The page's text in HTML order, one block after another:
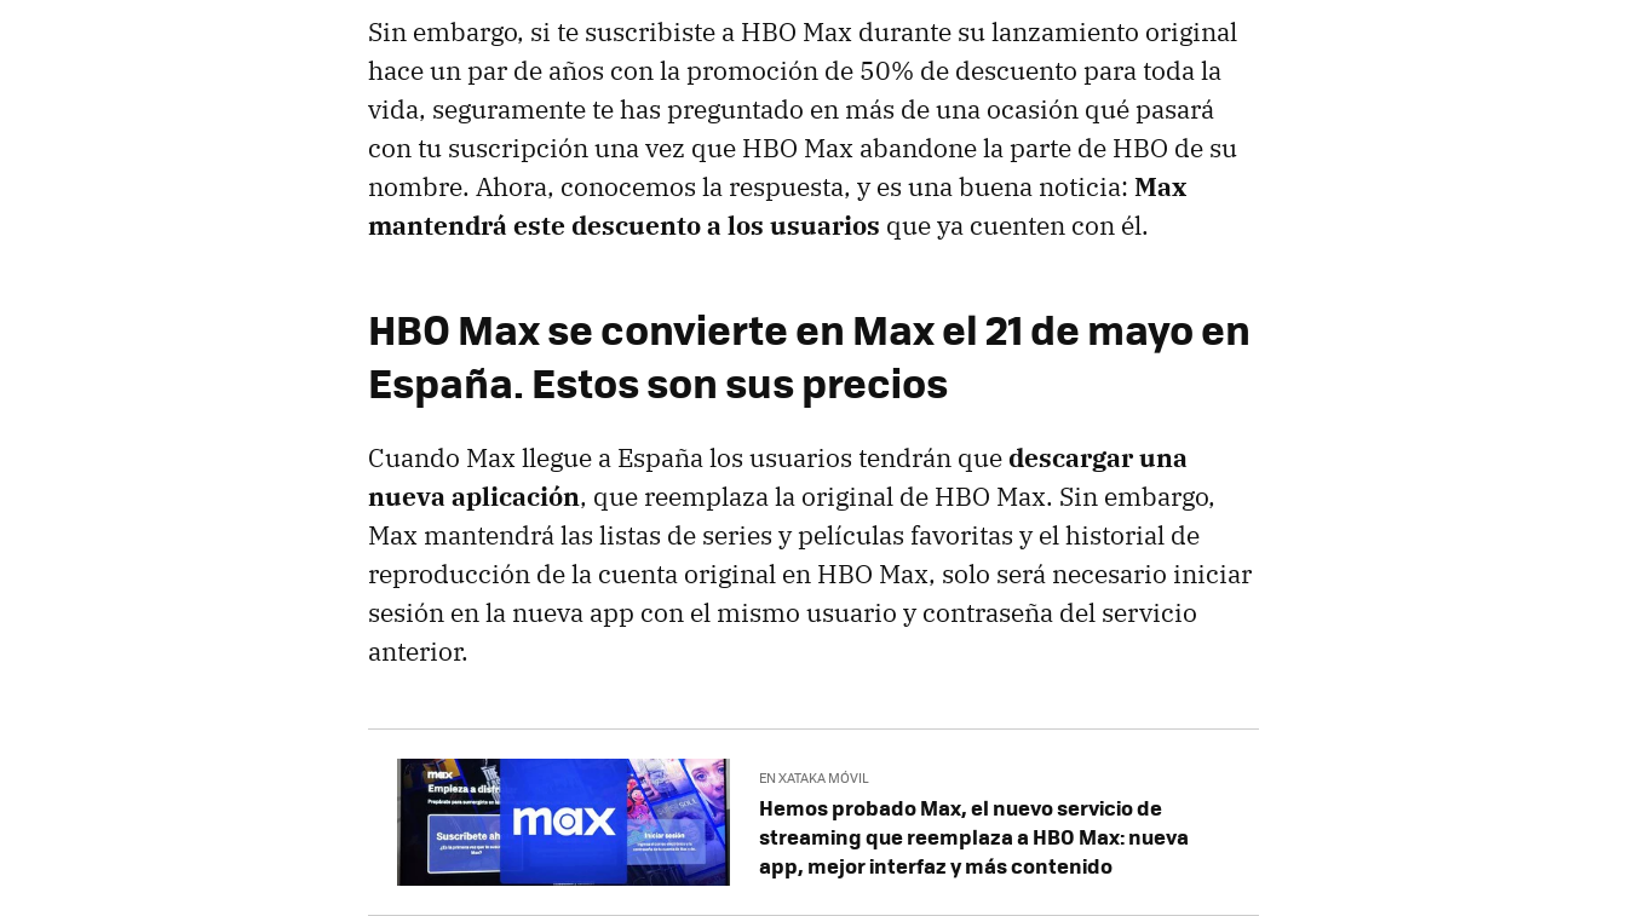
Sin embargo, si te suscribiste a HBO Max durante su lanzamiento original
hace un par de años con la promoción de 50% de descuento para toda la
vida, seguramente te has preguntado en más de una ocasión qué pasará
con tu suscripción una vez que HBO Max abandone la parte de HBO de su
nombre. Ahora, conocemos la respuesta, y es una buena noticia: Max
mantendrá este descuento a los usuarios que ya cuenten con él.
HBO Max se convierte en Max el 21 de mayo en
España. Estos son sus precios
Cuando Max llegue a España los usuarios tendrán quedescargar una
nueva aplicación, que reemplaza la original de HBO Max. Sin embargo,
Max mantendrá las listas de series y películas favoritas y el historial de
reproducción de la cuenta original en HBO Max, solo será necesario iniciar
sesión en la nueva app con el mismo usuario y contraseña del servicio
anterior.
EN XATAKA MÓVIL
Hemos probado Max, el nuevo servicio de
streaming que reemplaza a HBO Max: nueva
app, mejor interfaz y más contenido